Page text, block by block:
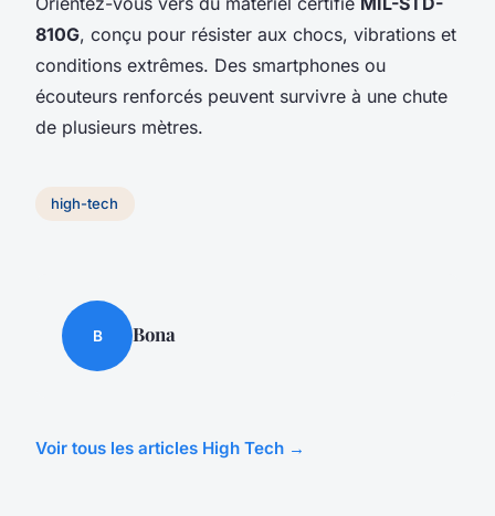
810G, conçu pour résister aux chocs, vibrations et
conditions extrêmes. Des smartphones ou
écouteurs renforcés peuvent survivre à une chute
de plusieurs mètres.
high-tech
B Bona
Voir tous les articles High Tech →